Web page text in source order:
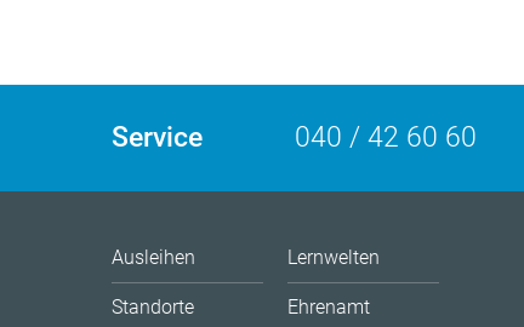
Service 040 / 42 60 60
Ausleihen
Standorte
Lernwelten
Ehrenamt